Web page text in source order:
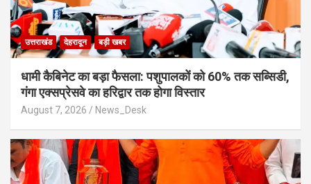
उत्तराखंड देहरादून बड़ी खबर
​धामी कैबिनेट का बड़ा फैसला: पशुपालकों को 60% तक सब्सिडी,
गंगा एक्सप्रेसवे का हरिद्वार तक होगा विस्तार
August 7, 2026 News_Desk